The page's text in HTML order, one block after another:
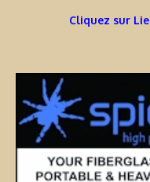
Cliquez sur